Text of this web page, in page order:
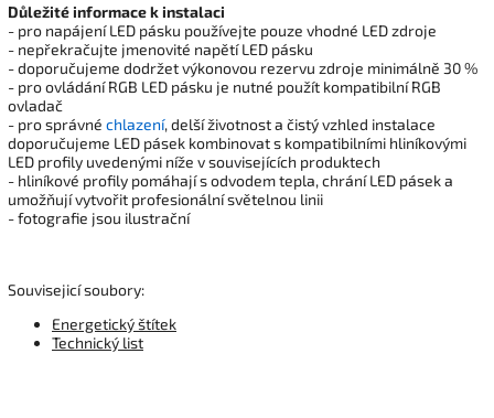
Důležité informace k instalaci
- pro napájení LED pásku používejte pouze vhodné LED zdroje
- nepřekračujte jmenovité napětí LED pásku
- doporučujeme dodržet výkonovou rezervu zdroje minimálně 30 %
- pro ovládání RGB LED pásku je nutné použít kompatibilní RGB
ovladač
- pro správné chlazení, delší životnost a čistý vzhled instalace
doporučujeme LED pásek kombinovat s kompatibilními hliníkovými
LED profily uvedenými níže v souvisejících produktech
- hliníkové profily pomáhají s odvodem tepla, chrání LED pásek a
umožňují vytvořit profesionální světelnou linii
- fotografie jsou ilustrační
Souvisejicí soubory:
Energetický štítek
Technický list